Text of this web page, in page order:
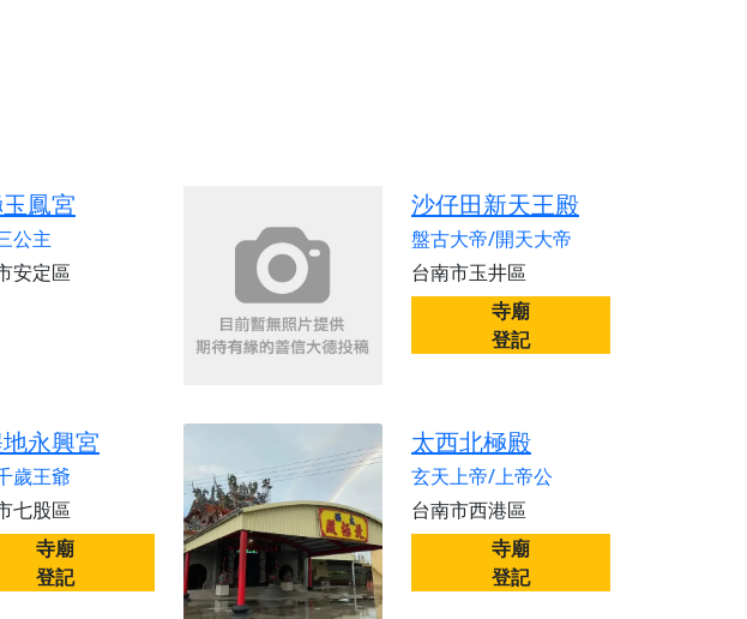
鳳宮
公主
安定區
沙仔田新天王殿
盤古大帝/開天大帝
台南市玉井區
寺廟
登記
永興宮
歲王爺
七股區
寺廟
登記
太西北極殿
玄天上帝/上帝公
台南市西港區
寺廟
登記